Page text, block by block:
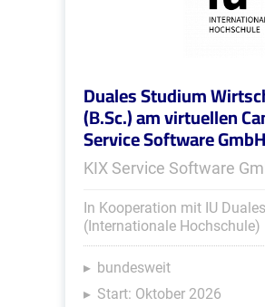
Duales Studium
(B.Sc.) am virtuellen
Service Software GmbH
KIX Service Software
In Kooperation mit IU
(Internationale Hochschule)
bundesweit
Start: Oktober 2026